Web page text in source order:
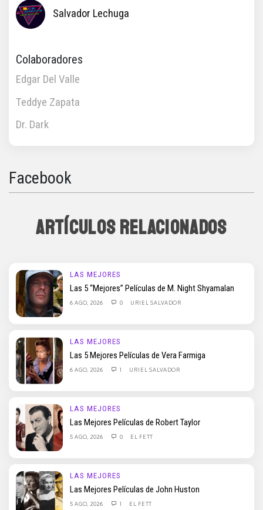
Salvador Lechuga
Colaboradores
Edgar Del Valle
Teddye Zapata
Dr. Dark
Facebook
ARTÍCULOS RELACIONADOS
LAS MEJORES
Las 5 “Mejores” Películas de M. Night Shyamalan
6 AGO, 2026 0 URIEL SALVADOR
LAS MEJORES
Las 5 Mejores Películas de Vera Farmiga
6 AGO, 2026 1 URIEL SALVADOR
LAS MEJORES
Las Mejores Películas de Robert Taylor
5 AGO, 2026 0 EL FETT
LAS MEJORES
Las Mejores Películas de John Huston
5 AGO, 2026 1 EL FETT